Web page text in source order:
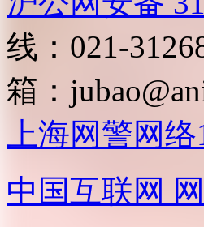
线：021-
箱：
上海网警网络
中国互联网